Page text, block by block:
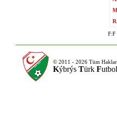
F:F
© 2011 - 2026 Tüm
Kýbrýs Türk Futbol